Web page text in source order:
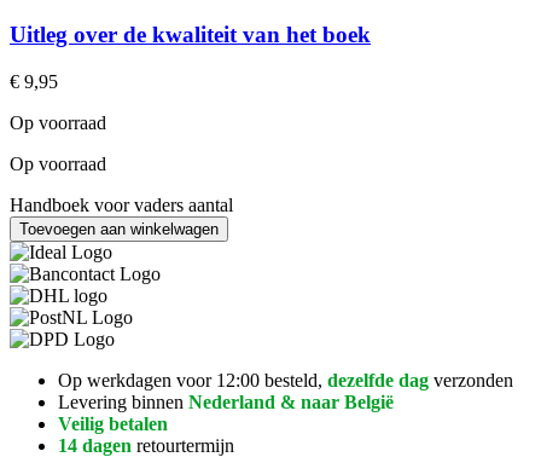
Uitleg over de kwaliteit van het boek
€ 9,95
Op voorraad
Op voorraad
Handboek voor vaders aantal
Toevoegen aan winkelwagen
Op werkdagen voor 12:00 besteld, dezelfde dag verzonden
Levering binnen Nederland & naar België
Veilig betalen
14 dagen retourtermijn